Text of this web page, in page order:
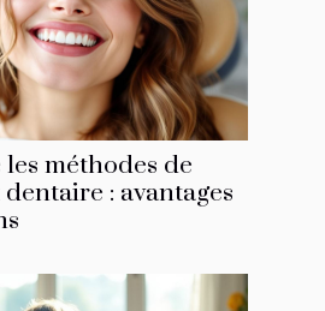
méthodes de
: avantages